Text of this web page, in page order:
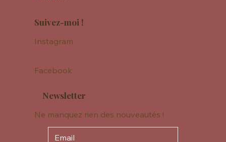
Suivez-moi !
Instagram
Facebook
Newsletter
Ne manquez rien des nouveautés !